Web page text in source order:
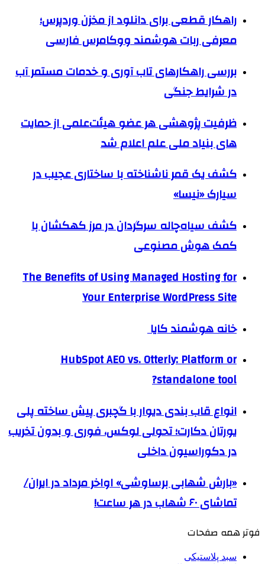
راهکار قطعی برای دانلود از مخزن وردپرس؛
معرفی ربات هوشمند ووکامرس فارسی
بررسی راهکارهای تاب آوری و خدمات مستمر آب
در شرایط جنگی
ظرفیت پژوهشی هر عضو هیئت‌علمی از حمایت
های بنیاد ملی علم اعلام شد
کشف یک قمر ناشناخته با ساختاری عجیب در
سیارک «نیسا»
کشف سیاه‌چاله سرگردان در مرز کهکشان با
کمک هوش مصنوعی
The Benefits of Using Managed Hosting for
Your Enterprise WordPress Site
خانه هوشمند کایا
HubSpot AEO vs. Otterly: Platform or
standalone tool?
انواع قاب بندی دیوار با گچبری پیش ساخته پلی
یورتان دکارت؛ تحولی لوکس، فوری و بدون تخریب
در دکوراسیون داخلی
«بارش شهابی برساوشی» اواخر مرداد در ایران/
تماشای ۶۰ شهاب در هر ساعت!
فوتر همه صفحات
سبد پلاستیکی